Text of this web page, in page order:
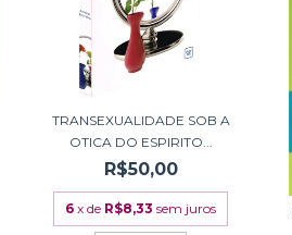
TRANSEXUALIDADE SOB A
OTICA DO ESPIRITO...
R$50,00
6 x de R$8,33 sem juros